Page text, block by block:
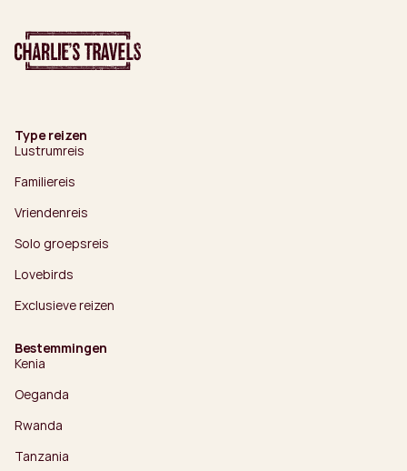
Type reizen
Lustrumreis
Familiereis
Vriendenreis
Solo groepsreis
Lovebirds
Exclusieve reizen
Bestemmingen
Kenia
Oeganda
Rwanda
Tanzania